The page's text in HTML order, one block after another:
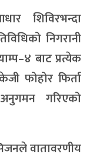
शिविरभन्दा
निगरानी
बाट प्रत्येक
फोहोर फिर्ता
अनुगमन गरिएको
वातावरणीय